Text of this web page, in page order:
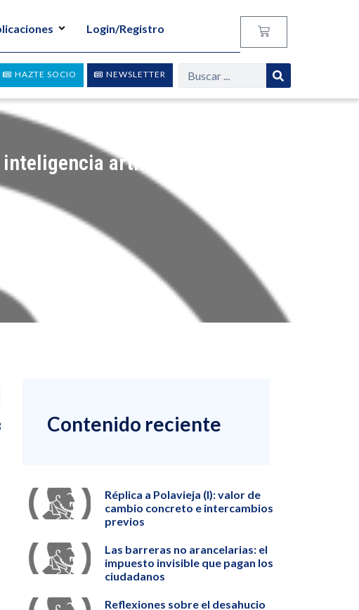
Login/Registro
NEWSLETTER
HAZTE SOCIO
artificial
Contenido reciente
Réplica a Polavieja (I): valor de
cambio concreto e intercambios
previos
Las barreras no arancelarias: el
impuesto invisible que pagan los
ciudadanos
Reflexiones sobre el desahucio